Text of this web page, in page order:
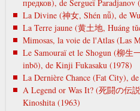
предков), de Sergueï Paradjanov
La Divine (神女, Shén nǚ), de
La Terre jaune (黄土地, Huáng
Mimosas, la voie de l'Atlas (Las
Le Samouraï et le Shogun (柳生
inbō), de Kinji Fukasaku (1978)
La Dernière Chance (Fat City),
A Legend or Was It? (死闘の伝
Kinoshita (1963)